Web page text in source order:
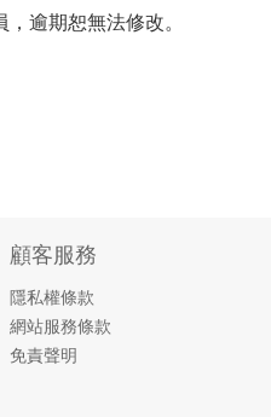
逾期恕無法修改。
顧客服務
隱私權條款
網站服務條款
免責聲明